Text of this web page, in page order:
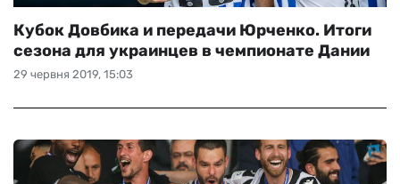
29 червня 2019, 15:03
Кубок Довбика и передачи Юрченко. Итоги
сезона для украинцев в чемпионате Дании